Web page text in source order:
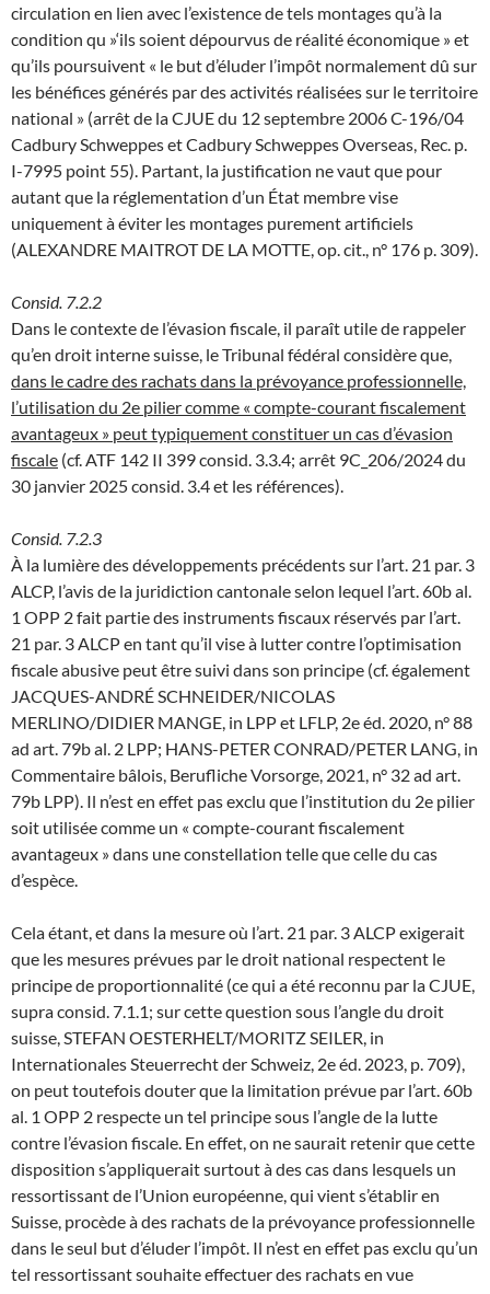
circulation en lien avec l’existence de tels montages qu’à la
condition qu »‘ils soient dépourvus de réalité économique » et
qu’ils poursuivent « le but d’éluder l’impôt normalement dû sur
les bénéfices générés par des activités réalisées sur le territoire
national » (arrêt de la CJUE du 12 septembre 2006 C-196/04
Cadbury Schweppes et Cadbury Schweppes Overseas, Rec. p.
I-7995 point 55). Partant, la justification ne vaut que pour
autant que la réglementation d’un État membre vise
uniquement à éviter les montages purement artificiels
(ALEXANDRE MAITROT DE LA MOTTE, op. cit., n° 176 p. 309).
Consid. 7.2.2
Dans le contexte de l’évasion fiscale, il paraît utile de rappeler
qu’en droit interne suisse, le Tribunal fédéral considère que,
dans le cadre des rachats dans la prévoyance professionnelle,
l’utilisation du 2e pilier comme « compte-courant fiscalement
avantageux » peut typiquement constituer un cas d’évasion
fiscale (cf. ATF 142 II 399 consid. 3.3.4; arrêt 9C_206/2024 du
30 janvier 2025 consid. 3.4 et les références).
Consid. 7.2.3
À la lumière des développements précédents sur l’art. 21 par. 3
ALCP, l’avis de la juridiction cantonale selon lequel l’art. 60b al.
1 OPP 2 fait partie des instruments fiscaux réservés par l’art.
21 par. 3 ALCP en tant qu’il vise à lutter contre l’optimisation
fiscale abusive peut être suivi dans son principe (cf. également
JACQUES-ANDRÉ SCHNEIDER/NICOLAS
MERLINO/DIDIER MANGE, in LPP et LFLP, 2e éd. 2020, n° 88
ad art. 79b al. 2 LPP; HANS-PETER CONRAD/PETER LANG, in
Commentaire bâlois, Berufliche Vorsorge, 2021, n° 32 ad art.
79b LPP). Il n’est en effet pas exclu que l’institution du 2e pilier
soit utilisée comme un « compte-courant fiscalement
avantageux » dans une constellation telle que celle du cas
d’espèce.
Cela étant, et dans la mesure où l’art. 21 par. 3 ALCP exigerait
que les mesures prévues par le droit national respectent le
principe de proportionnalité (ce qui a été reconnu par la CJUE,
supra consid. 7.1.1; sur cette question sous l’angle du droit
suisse, STEFAN OESTERHELT/MORITZ SEILER, in
Internationales Steuerrecht der Schweiz, 2e éd. 2023, p. 709),
on peut toutefois douter que la limitation prévue par l’art. 60b
al. 1 OPP 2 respecte un tel principe sous l’angle de la lutte
contre l’évasion fiscale. En effet, on ne saurait retenir que cette
disposition s’appliquerait surtout à des cas dans lesquels un
ressortissant de l’Union européenne, qui vient s’établir en
Suisse, procède à des rachats de la prévoyance professionnelle
dans le seul but d’éluder l’impôt. Il n’est en effet pas exclu qu’un
tel ressortissant souhaite effectuer des rachats en vue